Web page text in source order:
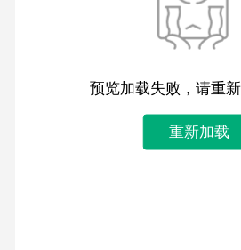
预览加载失败，请重
重新加载